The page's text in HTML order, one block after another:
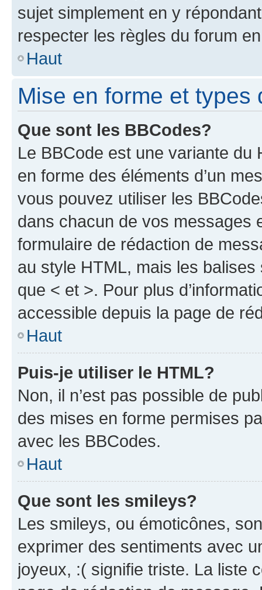
sujet simplement en y
respecter les règles du forum
Haut
Mise en forme et types
Que sont les BBCodes?
Le BBCode est une variante du
en forme des éléments d’un
vous pouvez utiliser les
dans chacun de vos messages
formulaire de rédaction de
au style HTML, mais les
que < et >. Pour plus
accessible depuis la page de
Haut
Puis-je utiliser le HTML?
Non, il n’est pas possible de
des mises en forme permises
avec les BBCodes.
Haut
Que sont les smileys?
Les smileys, ou émoticônes,
exprimer des sentiments avec
joyeux, :( signifie triste. La liste